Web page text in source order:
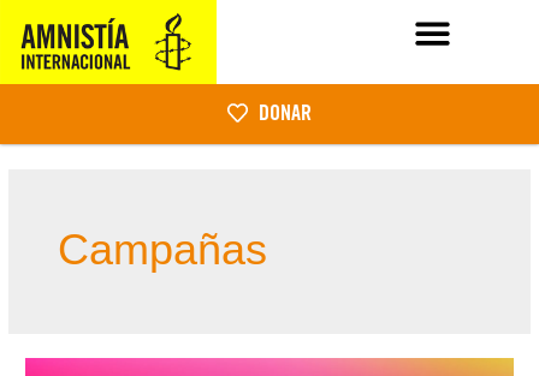
DONAR
Campañas